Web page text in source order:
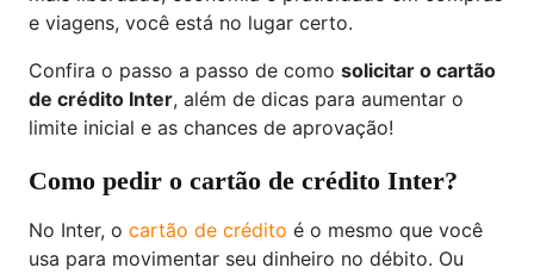
e viagens, você está no lugar certo.
Confira o passo a passo de como solicitar o cartão
de crédito Inter, além de dicas para aumentar o
limite inicial e as chances de aprovação!
Como pedir o cartão de crédito Inter?
No Inter, o cartão de crédito é o mesmo que você
usa para movimentar seu dinheiro no débito. Ou